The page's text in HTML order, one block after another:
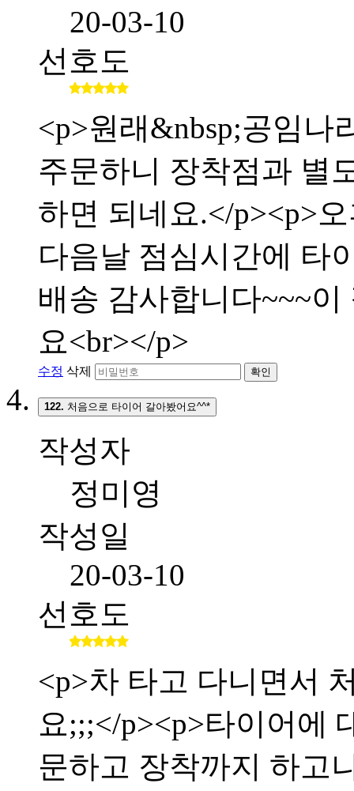
20-03-10
선호도
<p>원래&nbsp;공임나
주문하니 장착점과 별
하면 되네요.</p><p>
다음날 점심시간에 타
배송 감사합니다~~~
요<br></p>
수정 삭제 확인
122. 처음으로 타이어 갈아봤어요^^*
작성자
정미영
작성일
20-03-10
선호도
<p>차 타고 다니면서
요;;;</p><p>타이어에
문하고 장착까지 하고